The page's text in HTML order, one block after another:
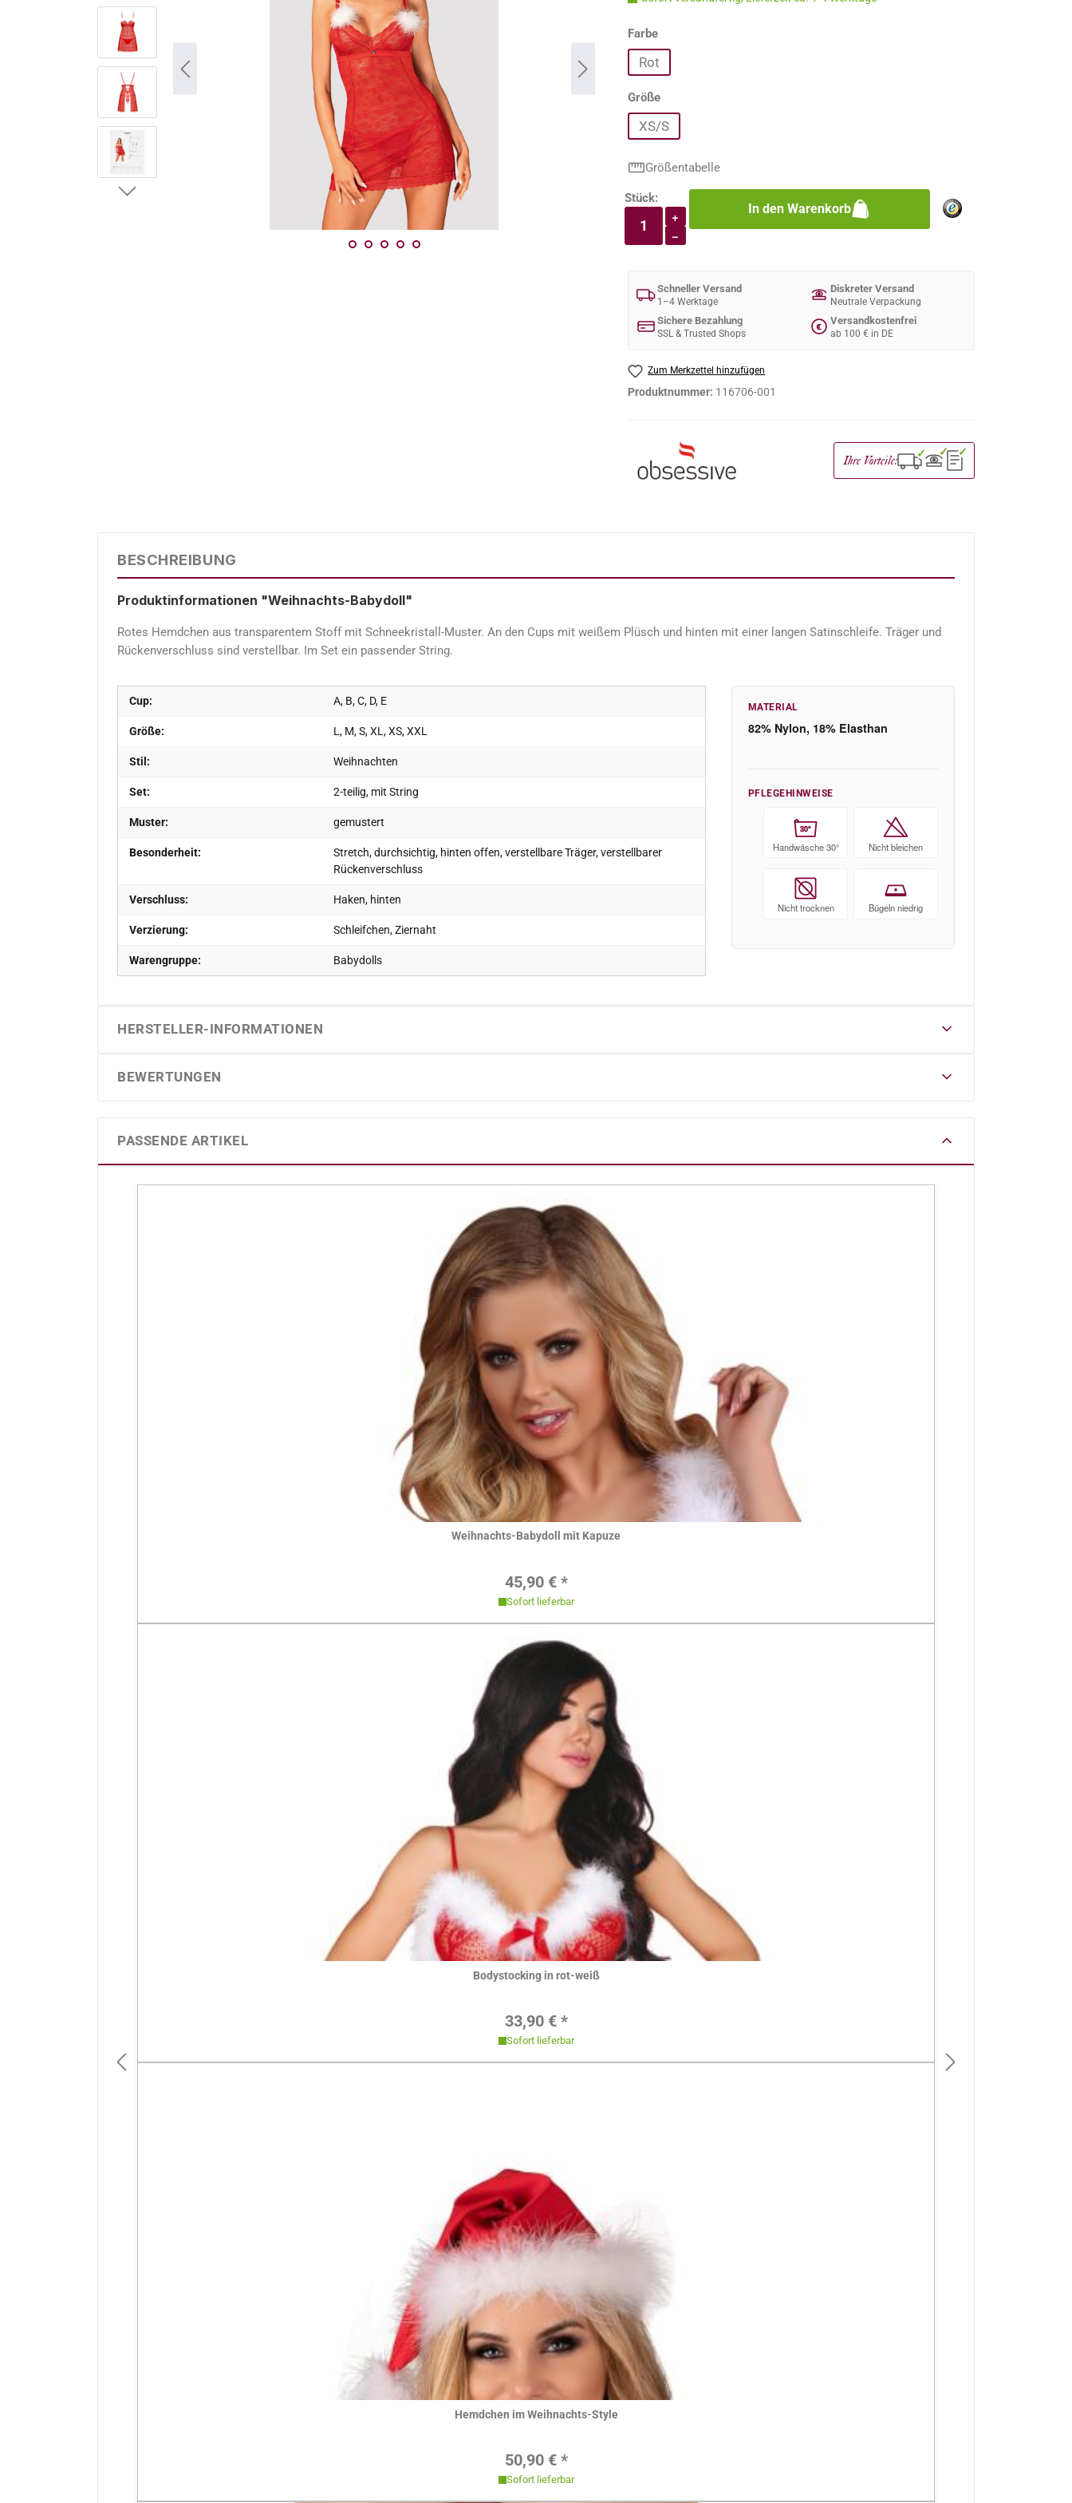
Farbeauswählen
Rot
Größeauswählen
XS/S
Größentabelle
Produkt Anzahl: Gib den gewünschten Wert ein
Stück:
+
−
In den Warenkorb
Schneller Versand
1–4 Werktage
Diskreter Versand
Neutrale Verpackung
Sichere Bezahlung
SSL & Trusted Shops
€
Versandkostenfrei
ab 100 € in DE
Zum Merkzettel hinzufügen
Produktnummer: 116706-001
Ihre Vorteile: ✓ ✓ ✓
BESCHREIBUNG
Produktinformationen "Weihnachts-Babydoll"
Rotes Hemdchen aus transparentem Stoff mit Schneekristall-Muster. An den Cups mit weißem Plüsch und hinten mit einer langen Satinschleife. Träger und
Rückenverschluss sind verstellbar. Im Set ein passender String.
Cup: A, B, C, D, E
Größe: L, M, S, XL, XS, XXL
Stil: Weihnachten
Set: 2-teilig, mit String
Muster: gemustert
Besonderheit:
Stretch, durchsichtig, hinten offen, verstellbare Träger, verstellbarer
Rückenverschluss
Verschluss: Haken, hinten
Verzierung: Schleifchen, Ziernaht
Warengruppe: Babydolls
MATERIAL
82% Nylon, 18% Elasthan
PFLEGEHINWEISE
30°
Handwäsche 30° Nicht bleichen
Nicht trocknen Bügeln niedrig
HERSTELLER-INFORMATIONEN
BEWERTUNGEN
PASSENDE ARTIKEL
Hier ansehen
Weihnachts-Babydoll mit Kapuze
Regulärer Preis:
45,90 € *
Sofort lieferbar
Hier ansehen
Bodystocking in rot-weiß
Regulärer Preis:
33,90 € *
Sofort lieferbar
Hier ansehen
Hemdchen im Weihnachts-Style
Regulärer Preis:
50,90 € *
Sofort lieferbar